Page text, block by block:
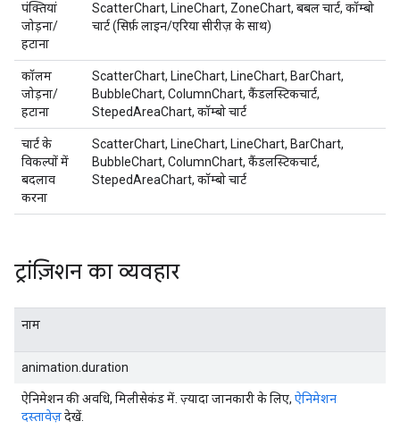
पंक्तियां
जोड़ना/
हटाना
ScatterChart, LineChart, ZoneChart, बबल चार्ट, कॉम्बो
चार्ट (सिर्फ़ लाइन/एरिया सीरीज़ के साथ)
कॉलम
जोड़ना/
हटाना
ScatterChart, LineChart, LineChart, BarChart,
BubbleChart, ColumnChart, कैंडलस्टिकचार्ट,
StepedAreaChart, कॉम्बो चार्ट
चार्ट के
विकल्पों में
बदलाव
करना
ScatterChart, LineChart, LineChart, BarChart,
BubbleChart, ColumnChart, कैंडलस्टिकचार्ट,
StepedAreaChart, कॉम्बो चार्ट
ट्रांज़िशन का व्यवहार
नाम
animation.duration
ऐनिमेशन की अवधि, मिलीसेकंड में. ज़्यादा जानकारी के लिए, ऐनिमेशन
दस्तावेज़देखें.